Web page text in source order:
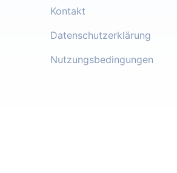
Kontakt
Datenschutzerklärung
Nutzungsbedingungen